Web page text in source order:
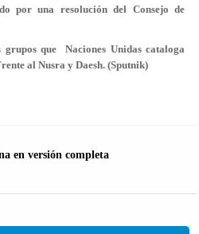
por una resolución del Consejo de
que Naciones Unidas cataloga
al Nusra y Daesh. (Sputnik)
en versión completa